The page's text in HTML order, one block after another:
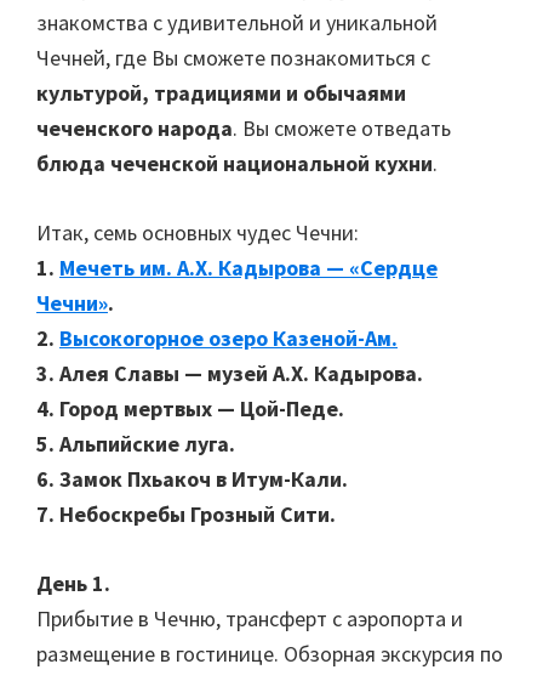
знакомства с удивительной и уникальной
Чечней, где Вы сможете познакомиться с
культурой, традициями и обычаями
чеченского народа. Вы сможете отведать
блюда чеченской национальной кухни.
Итак, семь основных чудес Чечни:
1. Мечеть им. А.Х. Кадырова — «Сердце
Чечни».
2. Высокогорное озеро Казеной-Ам.
3. Алея Славы — музей А.Х. Кадырова.
4. Город мертвых — Цой-Педе.
5. Альпийские луга.
6. Замок Пхьакоч в Итум-Кали.
7. Небоскребы Грозный Сити.
День 1.
Прибытие в Чечню, трансферт с аэропорта и
размещение в гостинице. Обзорная экскурсия по